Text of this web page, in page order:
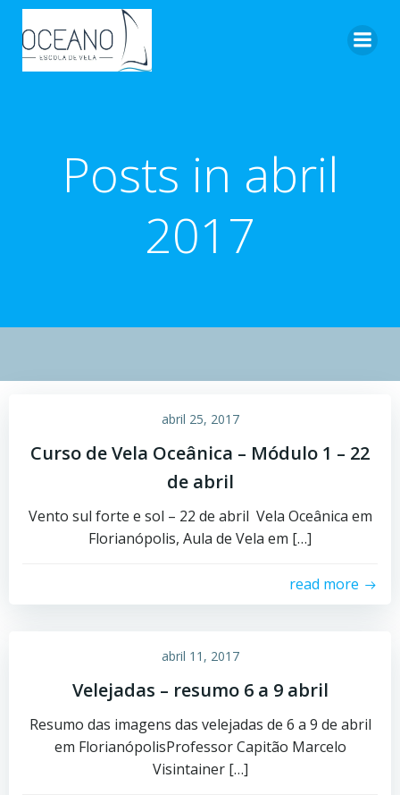
Posts in abril
2017
abril 25, 2017
Curso de Vela Oceânica – Módulo 1 – 22
de abril
Vento sul forte e sol – 22 de abril Vela Oceânica em
Florianópolis, Aula de Vela em […]
read more
abril 11, 2017
Velejadas – resumo 6 a 9 abril
Resumo das imagens das velejadas de 6 a 9 de abril
em FlorianópolisProfessor Capitão Marcelo
Visintainer […]